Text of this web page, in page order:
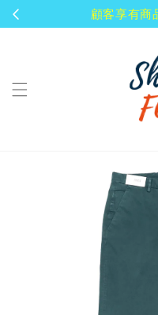
顧客享有商